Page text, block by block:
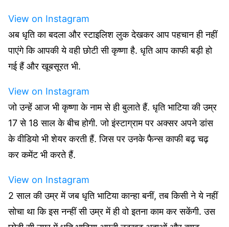
View on Instagram
अब धृति का बदला और स्टाइलिश लुक देखकर आप पहचान ही नहीं
पाएंगे कि आपकी ये वही छोटी सी कृष्णा है. धृति आप काफी बड़ी हो
गई हैं और खूबसूरत भी.
View on Instagram
जो उन्हें आज भी कृष्णा के नाम से ही बुलाते हैं. धृति भाटिया की उम्र
17 से 18 साल के बीच होगी. जो इंस्टाग्राम पर अक्सर अपने डांस
के वीडियो भी शेयर करती हैं. जिस पर उनके फैन्स काफी बढ़ चढ़
कर कमेंट भी करते हैं.
View on Instagram
2 साल की उम्र में जब धृति भाटिया कान्हा बनीं, तब किसी ने ये नहीं
सोचा था कि इस नन्हीं सी उम्र में ही वो इतना काम कर सकेंगी. उस